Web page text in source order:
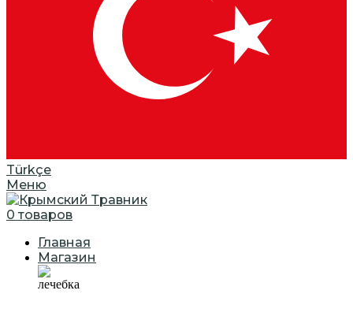
Türkçe
Меню
0 товаров
Главная
Магазин